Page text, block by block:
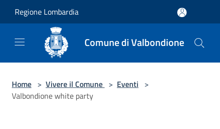
Regione Lombardia
Comune di Valbondione
Home > Vivere il Comune > Eventi >
Valbondione white party